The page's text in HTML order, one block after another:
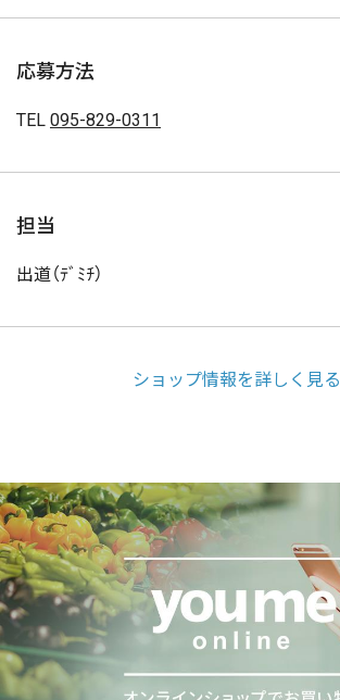
応募方法
TEL 095-829-0311
担当
出道（ﾃﾞﾐﾁ）
ショップ情報を詳しく見る